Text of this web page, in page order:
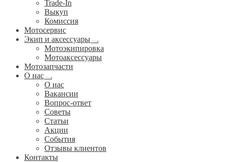
Trade-In
Выкуп
Комиссия
Мотосервис
Экип и аксессуары
Развернутое
вложенное
меню
Мотоэкипировка
Мотоаксессуары
Мотозапчасти
О нас
Развернутое
вложенное
меню
О нас
Вакансии
Вопрос-ответ
Советы
Статьи
Акции
События
Отзывы клиентов
Контакты